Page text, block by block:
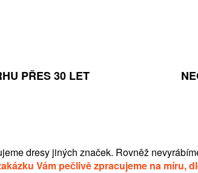
PŘES 30 LET
dresy jiných značek. Rovněž
Vám pečlivě zpracujeme na míru,